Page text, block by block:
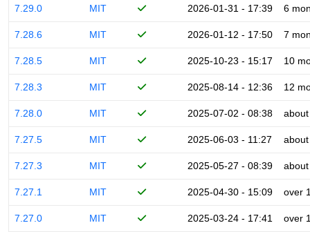
7.29.0 MIT 2026-01-31 - 17:39 6
7.28.6 MIT 2026-01-12 - 17:50 7
7.28.5 MIT 2025-10-23 - 15:17 10
7.28.3 MIT 2025-08-14 - 12:36 12
7.28.0 MIT 2025-07-02 - 08:38
7.27.5 MIT 2025-06-03 - 11:27
7.27.3 MIT 2025-05-27 - 08:39
7.27.1 MIT 2025-04-30 - 15:09 over
7.27.0 MIT 2025-03-24 - 17:41 over